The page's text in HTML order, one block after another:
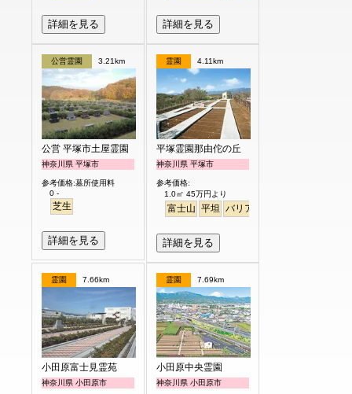
詳細を見る 詳細を見る
公営霊園 3.21km
公営 平塚市土屋霊園
神奈川県 平塚市
参考価格:墓所使用料
0 -
芝生
詳細を見る
霊園 4.11km
平塚霊園那由佗の丘
神奈川県 平塚市
参考価格:
1.0㎡ 45万円より
富士山 平坦 バリアフリー
詳細を見る
霊園 7.66km
小田原富士見霊苑
神奈川県 小田原市
霊園 7.69km
小田原中央霊園
神奈川県 小田原市